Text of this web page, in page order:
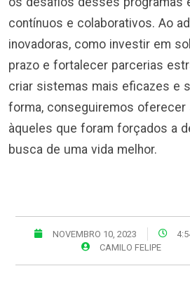
contínuos e colaborativos. Ao
inovadoras, como investir em
prazo e fortalecer parcerias
criar sistemas mais eficazes e
forma, conseguiremos
àqueles que foram forçados a
busca de uma vida melhor.
NOVEMBRO 10, 2023
CAMILO FELIPE